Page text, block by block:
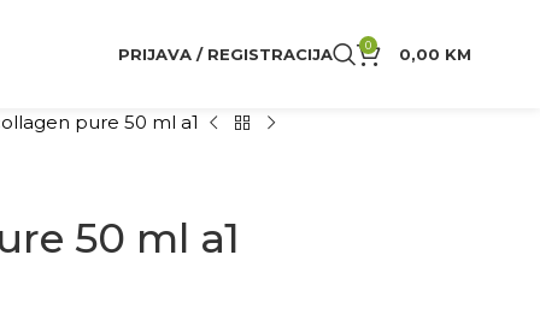
PRIJAVA / REGISTRACIJA 0 0,00 KM
pure 50 ml a1
50 ml a1